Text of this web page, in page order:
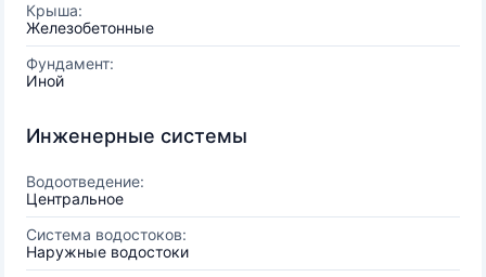
Крыша:
Железобетонные
Фундамент:
Иной
Инженерные системы
Водоотведение:
Центральное
Система водостоков:
Наружные водостоки